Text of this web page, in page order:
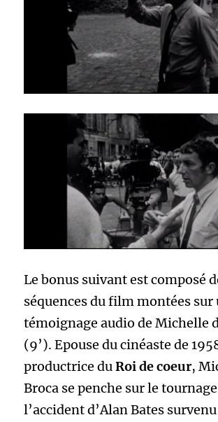
Le bonus suivant est composé
séquences du film montées sur
témoignage audio de Michelle
(9’). Epouse du cinéaste de
productrice duRoi de coeur,
Broca se penche sur le
l’accident d’Alan Bates